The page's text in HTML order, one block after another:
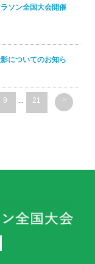
ソン全国大会開催
についてのお知ら
9 ... 21 >